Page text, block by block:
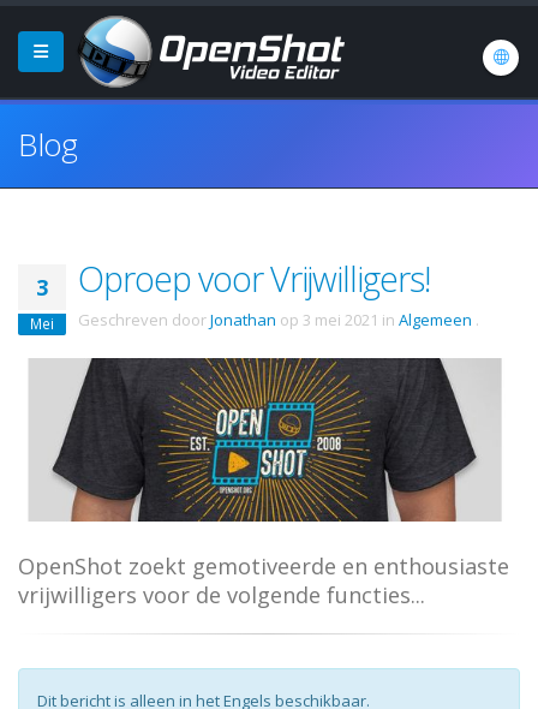
Blog
3
Mei
Oproep voor Vrijwilligers!
Geschreven doorJonathan op 3 mei 2021 in Algemeen .
OpenShot zoekt gemotiveerde en enthousiaste
vrijwilligers voor de volgende functies...
Dit bericht is alleen in het Engels beschikbaar.